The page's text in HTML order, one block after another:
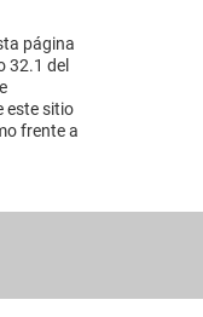
página
32.1 del
este sitio
frente a